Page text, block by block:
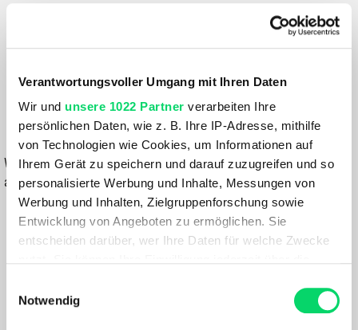
Verantwortungsvoller Umgang mit Ihren Daten
Wir und unsere 1022 Partner verarbeiten Ihre
persönlichen Daten, wie z. B. Ihre IP-Adresse, mithilfe
von Technologien wie Cookies, um Informationen auf
Ihrem Gerät zu speichern und darauf zuzugreifen und so
personalisierte Werbung und Inhalte, Messungen von
Werbung und Inhalten, Zielgruppenforschung sowie
Entwicklung von Angeboten zu ermöglichen. Sie
entscheiden darüber, wer Ihre Daten für welche Zwecke
Trigger Symbol ändern oder widerrufen
Notwendig
DEEP-OCEAN
139,99 €
111,99 €
IN DEN WARENKORB
Wähle eine Variante aus, um die Verfügbarkeit in unseren Filialen
anzuzeigen
Du hast eine Frage?